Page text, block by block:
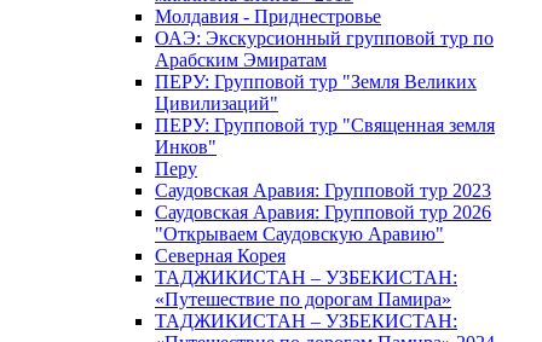
Молдавия - Приднестровье
ОАЭ: Экскурсионный групповой тур по
Арабским Эмиратам
ПЕРУ: Групповой тур "Земля Великих
Цивилизаций"
ПЕРУ: Групповой тур "Священная земля
Инков"
Перу
Саудовская Аравия: Групповой тур 2023
Саудовская Аравия: Групповой тур 2026
"Открываем Саудовскую Аравию"
Северная Корея
ТАДЖИКИСТАН – УЗБЕКИСТАН:
«Путешествие по дорогам Памира»
ТАДЖИКИСТАН – УЗБЕКИСТАН: